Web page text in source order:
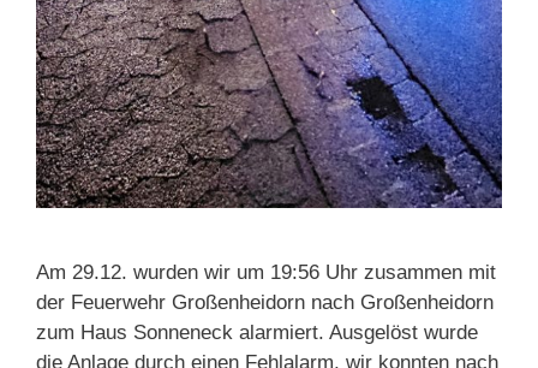
Am 29.12. wurden wir um 19:56 Uhr zusammen mit
der Feuerwehr Großenheidorn nach Großenheidorn
zum Haus Sonneneck alarmiert. Ausgelöst wurde
die Anlage durch einen Fehlalarm, wir konnten nach